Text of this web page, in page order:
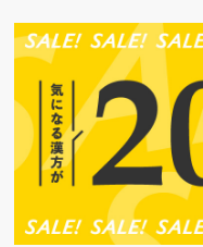
個人情報保護方針
特定商取引法に基づ
このサイトについて
ソーシャルメディア
ソーシャルメディア